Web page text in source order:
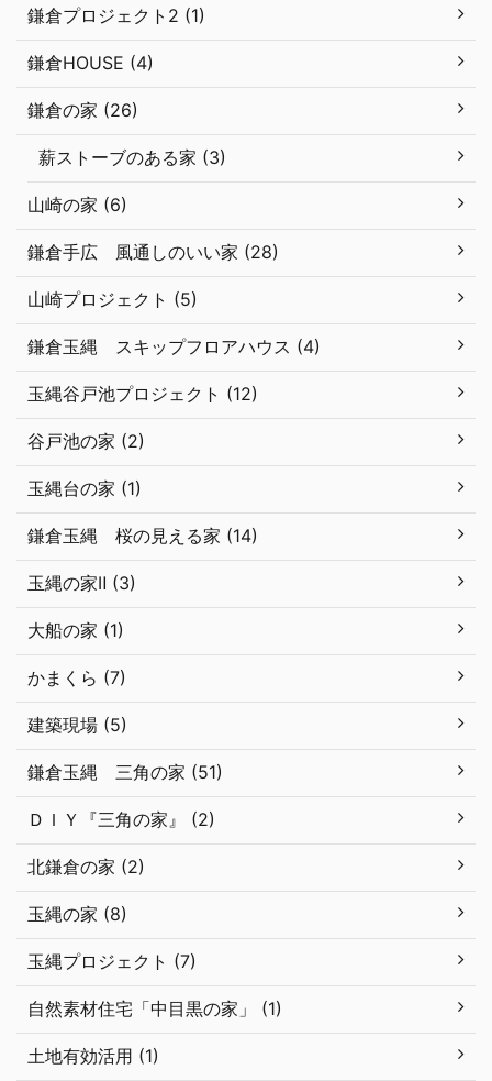
鎌倉プロジェクト2 (1)
鎌倉HOUSE (4)
鎌倉の家 (26)
薪ストーブのある家 (3)
山崎の家 (6)
鎌倉手広 風通しのいい家 (28)
山崎プロジェクト (5)
鎌倉玉縄 スキップフロアハウス (4)
玉縄谷戸池プロジェクト (12)
谷戸池の家 (2)
玉縄台の家 (1)
鎌倉玉縄 桜の見える家 (14)
玉縄の家Ⅱ (3)
大船の家 (1)
かまくら (7)
建築現場 (5)
鎌倉玉縄 三角の家 (51)
ＤＩＹ『三角の家』 (2)
北鎌倉の家 (2)
玉縄の家 (8)
玉縄プロジェクト (7)
自然素材住宅「中目黒の家」 (1)
土地有効活用 (1)